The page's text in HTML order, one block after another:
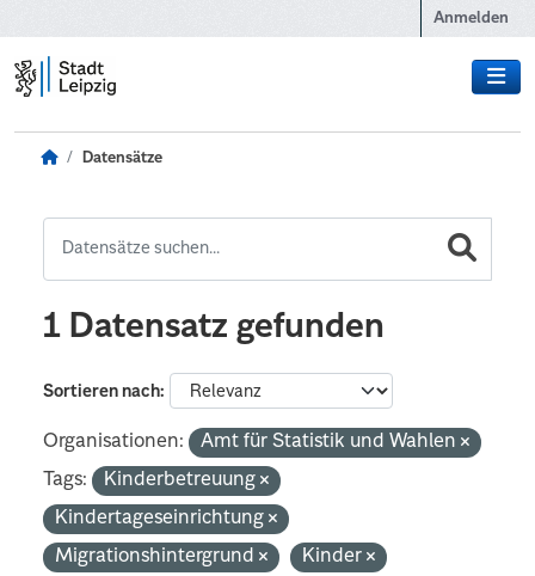
Anmelden
Datensätze
1 Datensatz gefunden
Sortieren nach
Organisationen:
Amt für Statistik und Wahlen
Tags:
Kinderbetreuung
Kindertageseinrichtung
Migrationshintergrund
Kinder